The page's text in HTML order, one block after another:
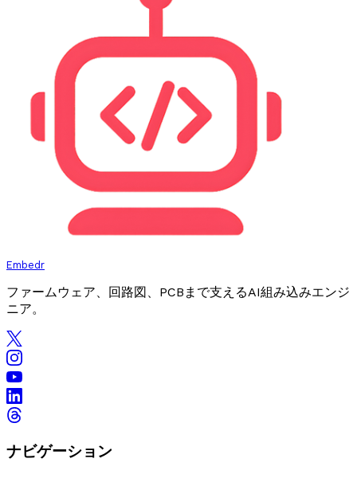
Embedr
ファームウェア、回路図、PCBまで支えるAI組み込みエンジ
ニア。
ナビゲーション